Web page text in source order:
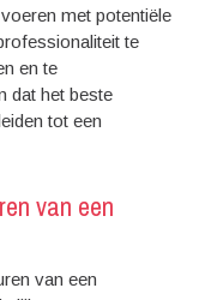
met potentiële
te
en te
dat het beste
tot een
van een
van een